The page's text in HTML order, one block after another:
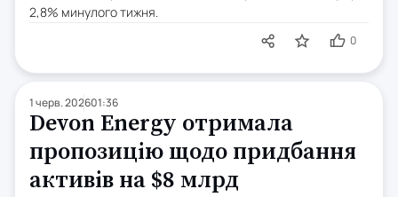
2,8% минулого тижня.
0
1 черв. 202601:36
Devon Energy отримала
пропозицію щодо придбання
активів на $8 млрд